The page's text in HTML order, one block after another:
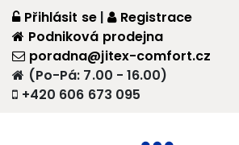
+420 606 673 095
(Po-Pá: 7.00 - 16.00)
poradna@jitex-comfort.cz
Přihlásit se |
Registrace
Podniková prodejna